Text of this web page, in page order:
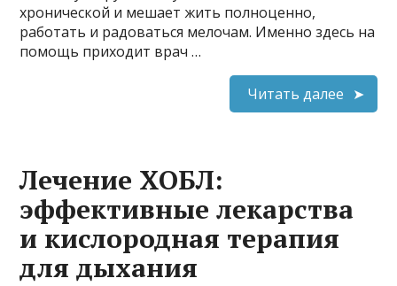
хронической и мешает жить полноценно,
работать и радоваться мелочам. Именно здесь на
помощь приходит врач …
Читать далее
Лечение ХОБЛ:
эффективные лекарства
и кислородная терапия
для дыхания